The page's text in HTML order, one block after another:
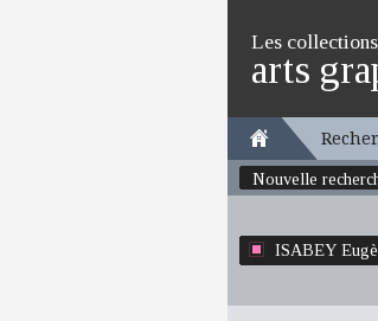
Les
arts
Nouvelle
ISABEY